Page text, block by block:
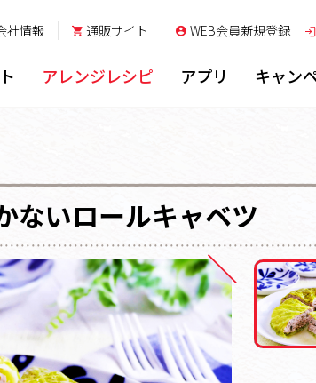
社情報 通販サイト WEB会員新規登録
アレンジレシピ アプリ キャン
ないロールキャベツ